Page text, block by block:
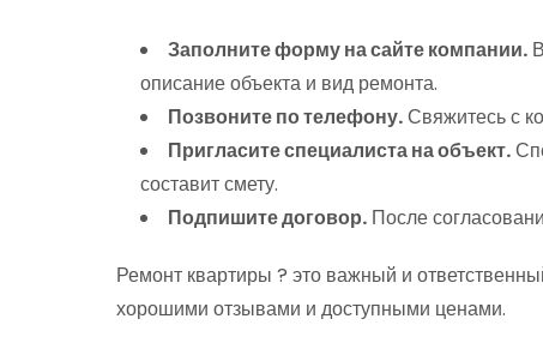
Заполните форму на сайте компании.
описание объекта и вид ремонта.
Позвоните по телефону.Свяжитесь с
Пригласите специалиста на объект.
составит смету.
Подпишите договор. После
Ремонт квартиры ? это важный и
хорошими отзывами и доступными ценами.